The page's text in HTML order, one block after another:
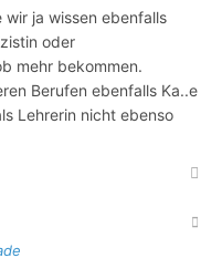
ja wissen ebenfalls
oder
mehr bekommen.
Berufen ebenfalls Ka..e
Lehrerin nicht ebenso